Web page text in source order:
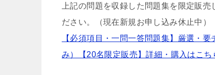
上記の問題を収録した問題集を限定販
ださい。（現在新規お申し込み休止中）
【必須項目・一問一答問題集】厳選・
み）【20名限定販売】詳細・購入はこち